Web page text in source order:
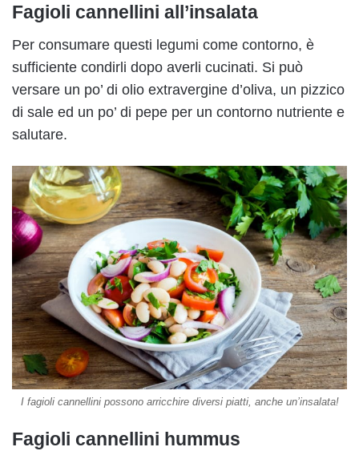
Fagioli cannellini all’insalata
Per consumare questi legumi come contorno, è
sufficiente condirli dopo averli cucinati. Si può
versare un po’ di olio extravergine d’oliva, un pizzico
di sale ed un po’ di pepe per un contorno nutriente e
salutare.
I fagioli cannellini possono arricchire diversi piatti, anche un’insalata!
Fagioli cannellini hummus